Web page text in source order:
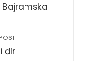
Bajramska
đir